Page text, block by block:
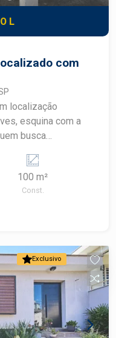
L
com
localização
esquina com a
busca
condicionado; *
proporcionando
* Banheiro
Agende
espaço para
100 m²
Const.
Exclusivo